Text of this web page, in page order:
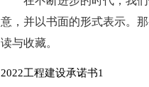
意，并以书面的形式表示。
读与收藏。
2022工程建设承诺书1